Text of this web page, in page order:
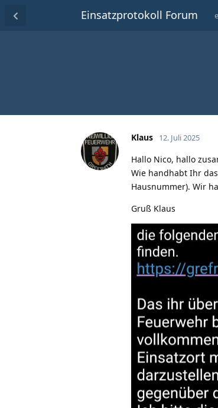
Einsatzprotokoll Forum
Klaus 12. Juli 2025
Hallo Nico, hallo
Wie handhabt Ihr
Hausnummer). Wir
Gruß Klaus